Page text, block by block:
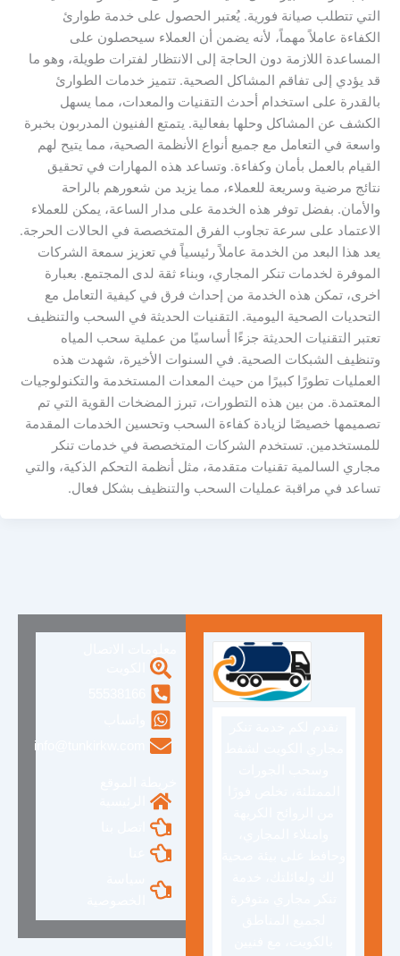
التي تتطلب صيانة فورية. يُعتبر الحصول على خدمة طوارئ
الكفاءة عاملاً مهماً، لأنه يضمن أن العملاء سيحصلون على
المساعدة اللازمة دون الحاجة إلى الانتظار لفترات طويلة، وهو ما
قد يؤدي إلى تفاقم المشاكل الصحية. تتميز خدمات الطوارئ
بالقدرة على استخدام أحدث التقنيات والمعدات، مما يسهل
الكشف عن المشاكل وحلها بفعالية. يتمتع الفنيون المدربون بخبرة
واسعة في التعامل مع جميع أنواع الأنظمة الصحية، مما يتيح لهم
القيام بالعمل بأمان وكفاءة. وتساعد هذه المهارات في تحقيق
نتائج مرضية وسريعة للعملاء، مما يزيد من شعورهم بالراحة
والأمان. بفضل توفر هذه الخدمة على مدار الساعة، يمكن للعملاء
الاعتماد على سرعة تجاوب الفرق المتخصصة في الحالات الحرجة.
يعد هذا البعد من الخدمة عاملاً رئيسياً في تعزيز سمعة الشركات
الموفرة لخدمات تنكر المجاري، وبناء ثقة لدى المجتمع. بعبارة
اخرى، تمكن هذه الخدمة من إحداث فرق في كيفية التعامل مع
التحديات الصحية اليومية. التقنيات الحديثة في السحب والتنظيف
تعتبر التقنيات الحديثة جزءًا أساسيًا من عملية سحب المياه
وتنظيف الشبكات الصحية. في السنوات الأخيرة، شهدت هذه
العمليات تطورًا كبيرًا من حيث المعدات المستخدمة والتكنولوجيات
المعتمدة. من بين هذه التطورات، تبرز المضخات القوية التي تم
تصميمها خصيصًا لزيادة كفاءة السحب وتحسين الخدمات المقدمة
للمستخدمين. تستخدم الشركات المتخصصة في خدمات تنكر
مجاري السالمية تقنيات متقدمة، مثل أنظمة التحكم الذكية، والتي
تساعد في مراقبة عمليات السحب والتنظيف بشكل فعال.
الكويت
55538166
واتساب
info@tunkirkw.com
الرئيسية
اتصل بنا
عنا
سياسة
الخصوصية